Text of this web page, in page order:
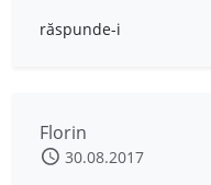
răspunde-i
Florin
30.08.2017